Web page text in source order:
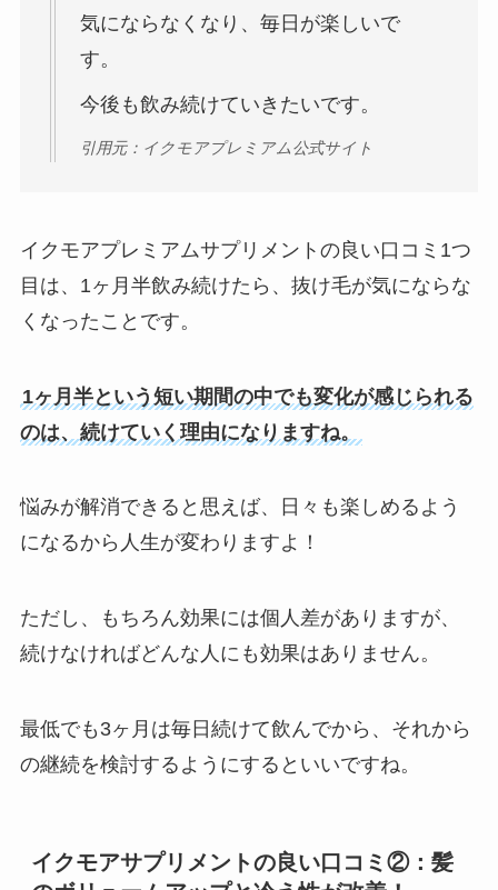
気にならなくなり、毎日が楽しいで
す。
今後も飲み続けていきたいです。
引用元：イクモアプレミアム公式サイト
イクモアプレミアムサプリメントの良い口コミ1つ
目は、1ヶ月半飲み続けたら、抜け毛が気にならな
くなったことです。
1ヶ月半という短い期間の中でも変化が感じられる
のは、続けていく理由になりますね。
悩みが解消できると思えば、日々も楽しめるよう
になるから人生が変わりますよ！
ただし、もちろん効果には個人差がありますが、
続けなければどんな人にも効果はありません。
最低でも3ヶ月は毎日続けて飲んでから、それから
の継続を検討するようにするといいですね。
イクモアサプリメントの良い口コミ②：髪